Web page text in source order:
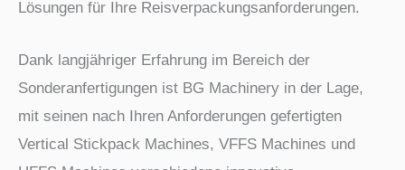
Lösungen für Ihre Reisverpackungsanforderungen.
Dank langjähriger Erfahrung im Bereich der
Sonderanfertigungen ist BG Machinery in der Lage,
mit seinen nach Ihren Anforderungen gefertigten
Vertical Stickpack Machines, VFFS Machines und